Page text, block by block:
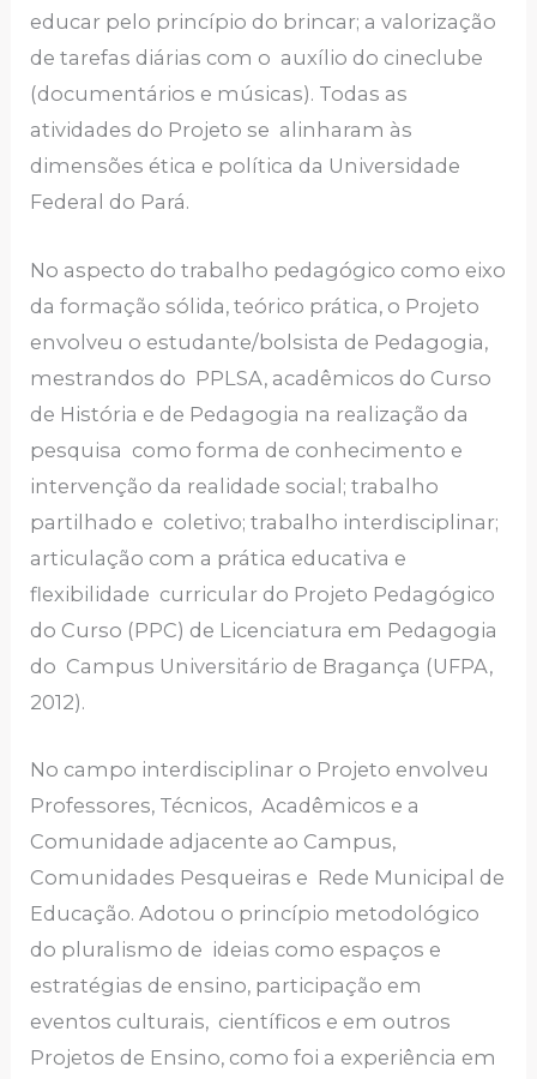
educar pelo princípio do brincar; a valorização
de tarefas diárias com o auxílio do cineclube
(documentários e músicas). Todas as
atividades do Projeto se alinharam às
dimensões ética e política da Universidade
Federal do Pará.
No aspecto do trabalho pedagógico como eixo
da formação sólida, teórico prática, o Projeto
envolveu o estudante/bolsista de Pedagogia,
mestrandos do PPLSA, acadêmicos do Curso
de História e de Pedagogia na realização da
pesquisa como forma de conhecimento e
intervenção da realidade social; trabalho
partilhado e coletivo; trabalho interdisciplinar;
articulação com a prática educativa e
flexibilidade curricular do Projeto Pedagógico
do Curso (PPC) de Licenciatura em Pedagogia
do Campus Universitário de Bragança (UFPA,
2012).
No campo interdisciplinar o Projeto envolveu
Professores, Técnicos, Acadêmicos e a
Comunidade adjacente ao Campus,
Comunidades Pesqueiras e Rede Municipal de
Educação. Adotou o princípio metodológico
do pluralismo de ideias como espaços e
estratégias de ensino, participação em
eventos culturais, científicos e em outros
Projetos de Ensino, como foi a experiência em